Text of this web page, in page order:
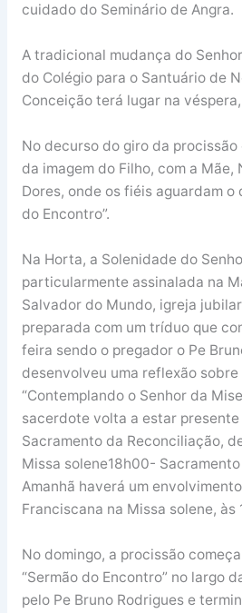
cuidado do Seminário de Angra.
A tradicional mudança do
do Colégio para o Santuário de
Conceição terá lugar na
No decurso do giro da
da imagem do Filho, com a Mãe,
Dores, onde os fiéis aguardam o
do Encontro”.
Na Horta, a Solenidade do
particularmente assinalada na
Salvador do Mundo, igreja
preparada com um tríduo que
feira sendo o pregador o Pe
desenvolveu uma reflexão sobre
“Contemplando o Senhor da
sacerdote volta a estar
Sacramento da Reconciliação,
Missa solene18h00-
Amanhã haverá um
Franciscana na Missa solene, às
No domingo, a procissão
“Sermão do Encontro” no largo
pelo Pe Bruno Rodrigues e